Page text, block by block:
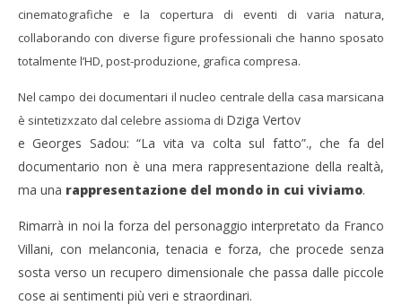
cinematografiche e la copertura di eventi di varia natura,
collaborando con diverse figure professionali che hanno sposato
totalmente l’HD, post-produzione, grafica compresa.
Nel campo dei documentari il nucleo centrale della casa marsicana
è sintetizxzato dal celebre assioma di Dziga Vertov
e Georges Sadou: “La vita va colta sul fatto”., che fa del
documentario non è una mera rappresentazione della realtà,
ma una rappresentazione del mondo in cui viviamo.
Rimarrà in noi la forza del personaggio interpretato da Franco
Villani, con melanconia, tenacia e forza, che procede senza
sosta verso un recupero dimensionale che passa dalle piccole
cose ai sentimenti più veri e straordinari.